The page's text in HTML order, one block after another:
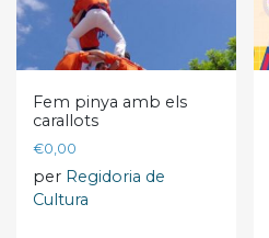
Fem pinya amb els
carallots
€0,00
per Regidoria de
Cultura